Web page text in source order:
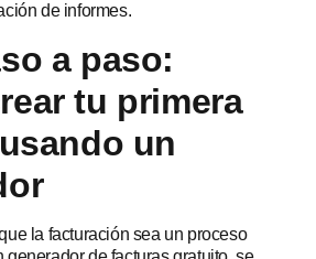
de informes.
a paso:
tu primera
un
la facturación sea un proceso